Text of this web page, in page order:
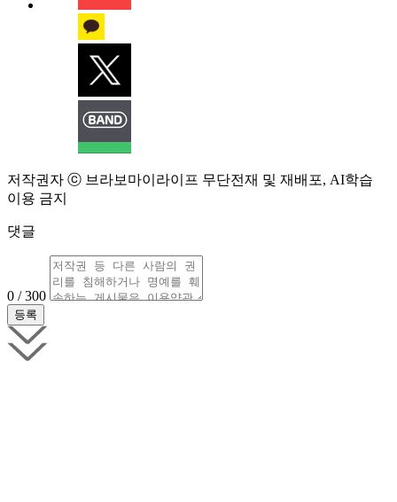
저작권자 ⓒ 브라보마이라이프 무단전재 및 재배포, AI학습
이용 금지
댓글
0 / 300